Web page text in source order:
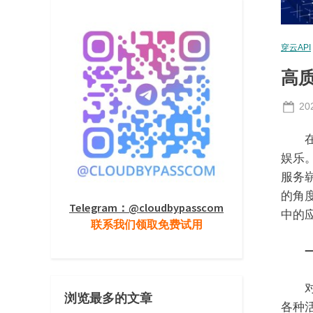
穿云API
高
在
娱乐
服务
的角
中的
对
各种
Telegram：@cloudbypasscom
联系我们领取免费试用
浏览最多的文章